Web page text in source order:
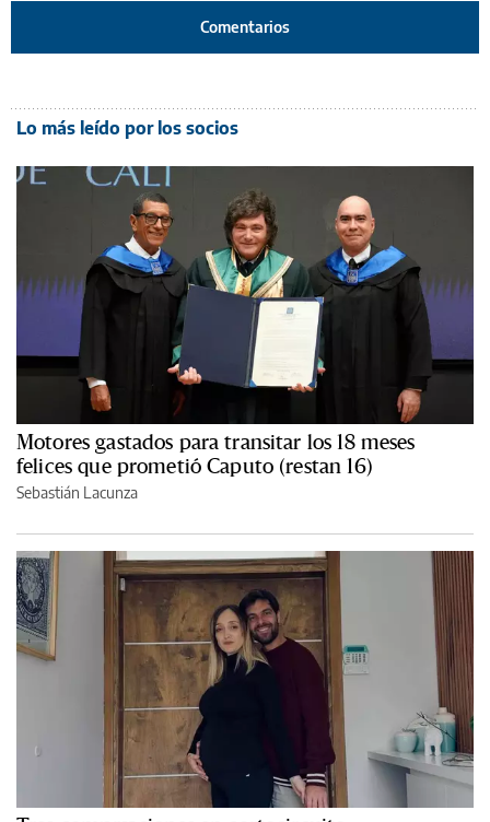
Comentarios
Lo más leído por los socios
Motores gastados para transitar los 18 meses
felices que prometió Caputo (restan 16)
Sebastián Lacunza